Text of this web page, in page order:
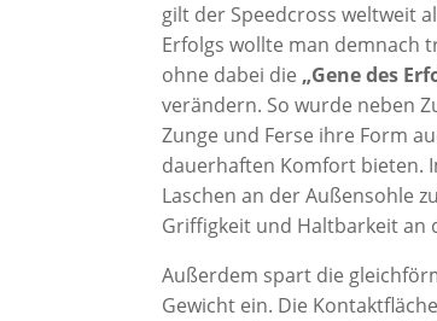
gilt der Speedcross weltweit
Erfolgs wollte man demnach
ohne dabei die „Gene des
verändern. So wurde neben
Zunge und Ferse ihre Form
dauerhaften Komfort bieten.
Laschen an der Außensohle
Griffigkeit und Haltbarkeit an
Außerdem spart die
Gewicht ein. Die